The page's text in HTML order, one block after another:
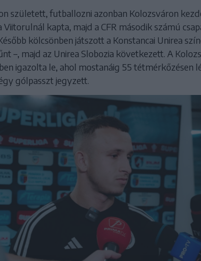
született, futballozni azonban Kolozsváron
Viitorulnál kapta, majd a CFR második számú
kölcsönben játszott a Konstancai Unirea
–, majd az Unirea Slobozia következett. A
igazolta le, ahol mostanáig 55 tétmérkőzésen
gólpasszt jegyzett.